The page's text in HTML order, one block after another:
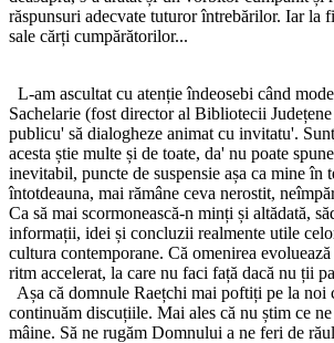
răspunsuri adecvate tuturor întrebărilor. Iar la
sale cărți cumpărătorilor...
L-am ascultat cu atenție îndeosebi când
Sachelarie (fost director al Bibliotecii
publicu' să dialogheze animat cu invitatu'.
acesta știe multe și de toate, da' nu poate
inevitabil, puncte de suspensie așa ca mine în
întotdeauna, mai rămâne ceva nerostit,
Ca să mai scormonească-n minți și altădată,
informații, idei și concluzii realmente utile
cultura contemporane. Că omenirea
ritm accelerat, la care nu faci față dacă nu ții
Așa că domnule Raețchi mai poftiți pe la noi
continuăm discuțiile. Mai ales că nu știm ce
mâine. Să ne rugăm Domnului a ne feri de